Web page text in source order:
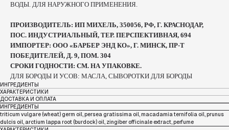
ВОДЫ. ДЛЯ НАРУЖНОГО ПРИМЕНЕНИЯ.
ПРОИЗВОДИТЕЛЬ: ИП МИХЕЛЬ, 350056, РФ, Г. КРАСНОДАР,
ПОС. ИНДУСТРИАЛЬНЫЙ, ТЕР. ПЕРСПЕКТИВНАЯ, 694
ИМПОРТЕР: ООО «БАРБЕР ЭНД КО», Г. МИНСК, ПР-Т
ПОБЕДИТЕЛЕЙ, Д. 9, ПОМ. 304
СРОКИ ГОДНОСТИ: СМ. НА УПАКОВКЕ.
ДЛЯ БОРОДЫ И УСОВ: МАСЛА, СЫВОРОТКИ ДЛЯ БОРОДЫ
ИНГРЕДИЕНТЫ
ХАРАКТЕРИСТИКИ
ДОСТАВКА И ОПЛАТА
ИНГРЕДИЕНТЫ
triticum vulgare (wheat) germ oil, persea gratissima oil, macadamia ternifolia oil, prunus
dulcis oil, arctium lappa root (burdock) oil, zingiber officinale extract, perfume